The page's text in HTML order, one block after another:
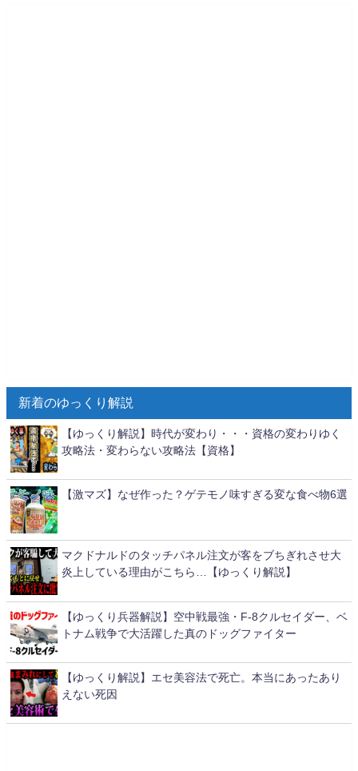
新着のゆっくり解説
【ゆっくり解説】時代が変わり・・・資格の変わりゆく
攻略法・変わらない攻略法【資格】
【激マズ】なぜ作った？ゲテモノ味すぎる変な食べ物6選
マクドナルドのタッチパネル注文が客をブちぎれさせ大
炎上している理由がこちら…【ゆっくり解説】
【ゆっくり兵器解説】空中戦最強・F-8クルセイダー、ベ
トナム戦争で大活躍した真のドッグファイター
【ゆっくり解説】エセ美容法で死亡。本当にあったあり
えない死因